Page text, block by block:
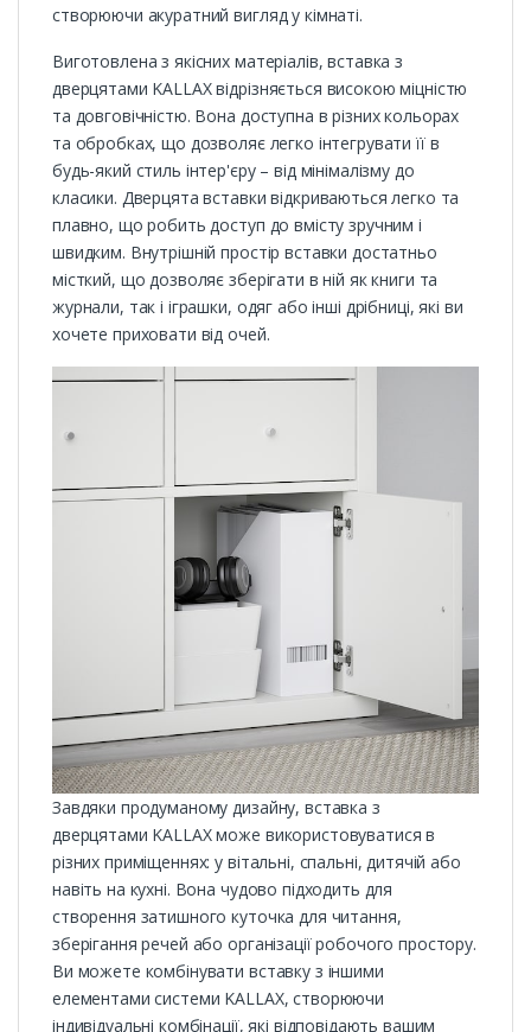
створюючи акуратний вигляд у кімнаті.
Виготовлена з якісних матеріалів, вставка з
дверцятами KALLAX відрізняється високою міцністю
та довговічністю. Вона доступна в різних кольорах
та обробках, що дозволяє легко інтегрувати її в
будь-який стиль інтер'єру – від мінімалізму до
класики. Дверцята вставки відкриваються легко та
плавно, що робить доступ до вмісту зручним і
швидким. Внутрішній простір вставки достатньо
місткий, що дозволяє зберігати в ній як книги та
журнали, так і іграшки, одяг або інші дрібниці, які ви
хочете приховати від очей.
Завдяки продуманому дизайну, вставка з
дверцятами KALLAX може використовуватися в
різних приміщеннях: у вітальні, спальні, дитячій або
навіть на кухні. Вона чудово підходить для
створення затишного куточка для читання,
зберігання речей або організації робочого простору.
Ви можете комбінувати вставку з іншими
елементами системи KALLAX, створюючи
індивідуальні комбінації, які відповідають вашим